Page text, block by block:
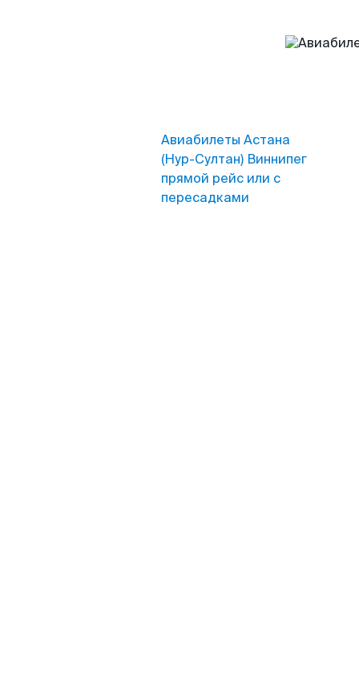
Авиабилеты Астана
(Нур-Султан) Виннипег
прямой рейс или с
пересадками